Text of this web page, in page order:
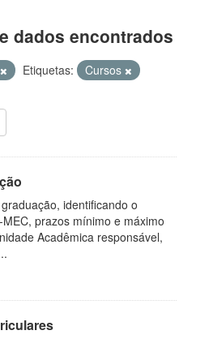
dados encontrados
Etiquetas:
Cursos
identificando o
prazos mínimo e máximo
Acadêmica responsável,